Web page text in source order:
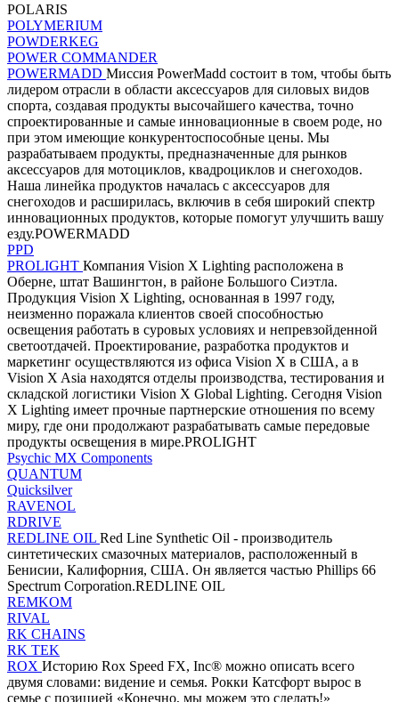
POLARIS
POLYMERIUM
POWDERKEG
POWER COMMANDER
POWERMADD Миссия PowerMadd состоит в том, чтобы быть
лидером отрасли в области аксессуаров для силовых видов
спорта, создавая продукты высочайшего качества, точно
спроектированные и самые инновационные в своем роде, но
при этом имеющие конкурентоспособные цены. Мы
разрабатываем продукты, предназначенные для рынков
аксессуаров для мотоциклов, квадроциклов и снегоходов.
Наша линейка продуктов началась с аксессуаров для
снегоходов и расширилась, включив в себя широкий спектр
инновационных продуктов, которые помогут улучшить вашу
езду.POWERMADD
PPD
PROLIGHT Компания Vision X Lighting расположена в
Оберне, штат Вашингтон, в районе Большого Сиэтла.
Продукция Vision X Lighting, основанная в 1997 году,
неизменно поражала клиентов своей способностью
освещения работать в суровых условиях и непревзойденной
светоотдачей. Проектирование, разработка продуктов и
маркетинг осуществляются из офиса Vision X в США, а в
Vision X Asia находятся отделы производства, тестирования и
складской логистики Vision X Global Lighting. Сегодня Vision
X Lighting имеет прочные партнерские отношения по всему
миру, где они продолжают разрабатывать самые передовые
продукты освещения в мире.PROLIGHT
Psychic MX Components
QUANTUM
Quicksilver
RAVENOL
RDRIVE
REDLINE OIL Red Line Synthetic Oil - производитель
синтетических смазочных материалов, расположенный в
Бенисии, Калифорния, США. Он является частью Phillips 66
Spectrum Corporation.REDLINE OIL
REMKOM
RIVAL
RK CHAINS
RK TEK
ROX Историю Rox Speed ​​FX, Inc® можно описать всего
двумя словами: видение и семья. Рокки Катсфорт вырос в
семье с позицией «Конечно, мы можем это сделать!»